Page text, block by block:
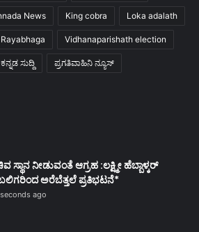
News King cobra Loka adalath
Rayabhaga Vidhanaparishath election
ಕನ್ನಡ ಸುದ್ದಿ ಪ್ರಗತಿವಾಹಿನಿ ನ್ಯೂಸ್
ಸ್ಥಾನ ನೀಡುವಂತೆ ಆಗ್ರಹ :ಲಕ್ಷ್ಮೀ ಹೆಬ್ಬಾಳ್ಕರ್
ಅರೆಬೆತ್ತಲೆ ಪ್ರತಿಭಟನೆ*
ago